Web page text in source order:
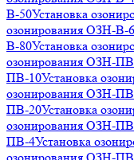
В-50Установка
озонирования ОЗН-В-
В-80Установка
озонирования ОЗН-
ПВ-10Установка
озонирования ОЗН-
ПВ-20Установка
озонирования ОЗН-
ПВ-4Установка
озонирования ОЗН-